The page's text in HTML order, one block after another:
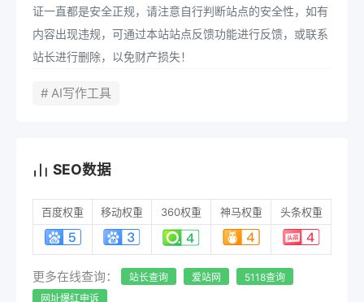
证一直都是安全正规，请注意自行判断站点的安全性，如有
内容出现违规，可通过本站站点反馈功能进行反馈，或联系
站长进行删除，以免财产损失！
# AI写作工具
SEO数据
百度权重 移动权重 360权重 神马权重 头条权重
更多在线查询： 站长查询 爱站网
5118查询
网址爆红申诉